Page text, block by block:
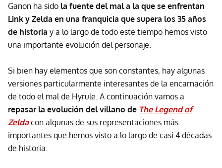
Ganon ha sido la fuente del mal a la que se enfrentan
Link y Zelda en una franquicia que supera los 35 años
de historia y a lo largo de todo este tiempo hemos visto
una importante evolución del personaje.
Si bien hay elementos que son constantes, hay algunas
versiones particularmente interesantes de la encarnación
de todo el mal de Hyrule. A continuación vamos a
repasar la evolución del villano de The Legend of
Zelda con algunas de sus representaciones más
importantes que hemos visto a lo largo de casi 4 décadas
de historia.